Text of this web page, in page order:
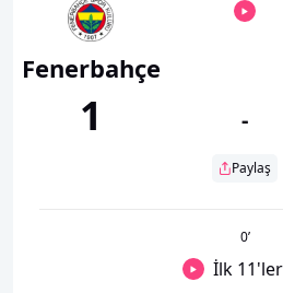
Fenerbahçe
1 -
Paylaş
0’
İlk 11'ler